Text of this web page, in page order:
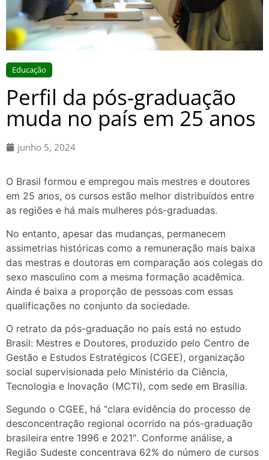
Educação
Perfil da pós-graduação
muda no país em 25 anos
junho 5, 2024
O Brasil formou e empregou mais mestres e doutores
em 25 anos, os cursos estão melhor distribuídos entre
as regiões e há mais mulheres pós-graduadas.
No entanto, apesar das mudanças, permanecem
assimetrias históricas como a remuneração mais baixa
das mestras e doutoras em comparação aos colegas do
sexo masculino com a mesma formação acadêmica.
Ainda é baixa a proporção de pessoas com essas
qualificações no conjunto da sociedade.
O retrato da pós-graduação no país está no estudo
Brasil: Mestres e Doutores, produzido pelo Centro de
Gestão e Estudos Estratégicos (CGEE), organização
social supervisionada pelo Ministério da Ciência,
Tecnologia e Inovação (MCTI), com sede em Brasília.
Segundo o CGEE, há “clara evidência do processo de
desconcentração regional ocorrido na pós-graduação
brasileira entre 1996 e 2021″. Conforme análise, a
Região Sudeste concentrava 62% do número de cursos